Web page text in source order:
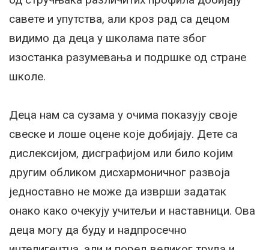
савете и упутства, али кроз рад са децом
видимо да деца у школама пате због
изостанка разумевања и подршке од стране
школе.
Деца нам са сузама у очима показују своје
свеске и лоше оцене које добијају. Дете са
дислексијом, дисграфијом или било којим
другим обликом дисхармоничног развоја
једноставно не може да изврши задатак
онако како очекују учитељи и наставници. Ова
деца могу да буду и надпросечно